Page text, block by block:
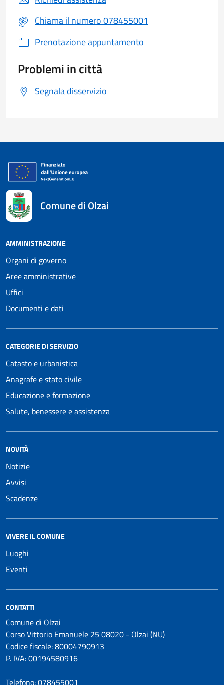
Chiama il numero 078455001
Prenotazione appuntamento
Problemi in città
Segnala disservizio
Comune di Olzai
AMMINISTRAZIONE
Organi di governo
Aree amministrative
Uffici
Documenti e dati
CATEGORIE DI SERVIZIO
Catasto e urbanistica
Anagrafe e stato civile
Educazione e formazione
Salute, benessere e assistenza
NOVITÀ
Notizie
Avvisi
Scadenze
VIVERE IL COMUNE
Luoghi
Eventi
CONTATTI
Comune di Olzai
Corso Vittorio Emanuele 25 08020 - Olzai (NU)
Codice fiscale: 80004790913
P. IVA: 00194580916